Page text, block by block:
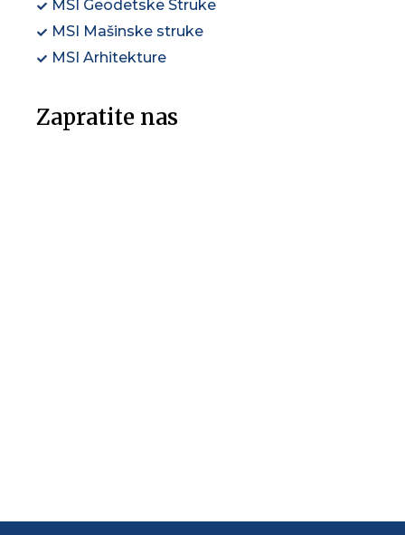
MSI Geodetske Struke
MSI Mašinske struke
MSI Arhitekture
Zapratite nas